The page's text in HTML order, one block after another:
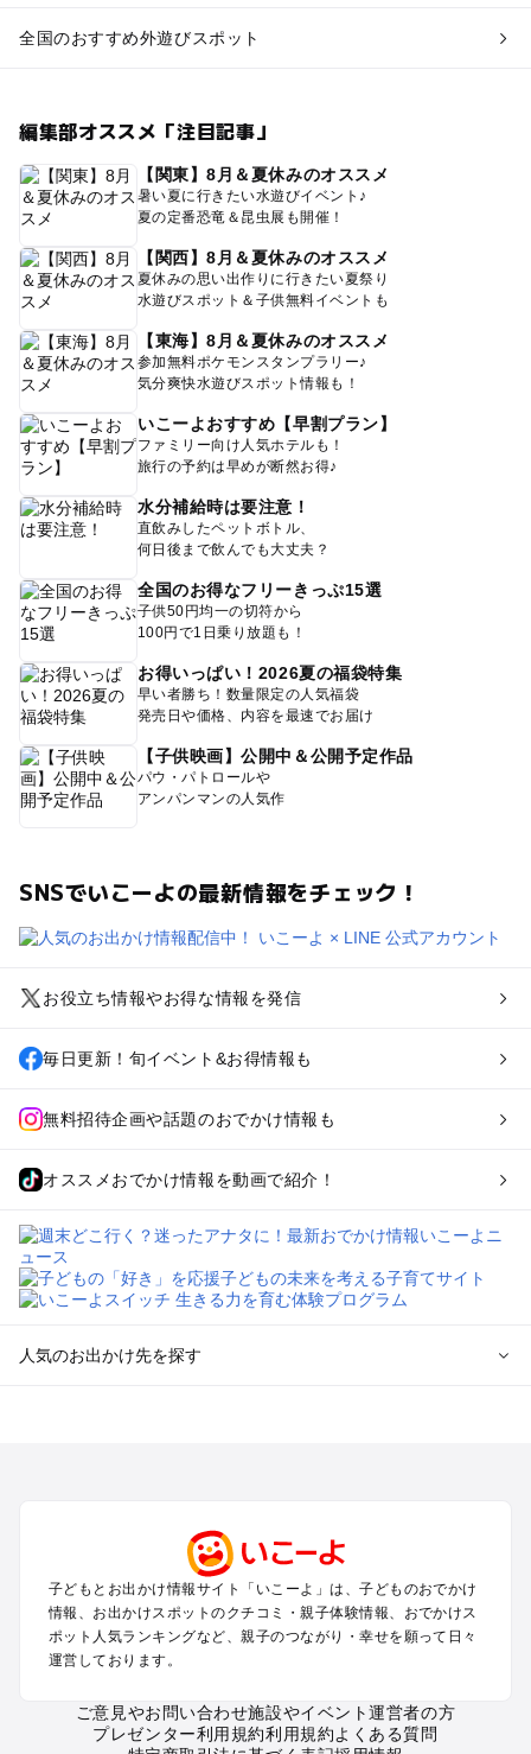
全国のおすすめ外遊びスポット
編集部オススメ「注目記事」
【関東】8月＆夏休みのオススメ
暑い夏に行きたい水遊びイベント♪
夏の定番恐竜＆昆虫展も開催！
【関西】8月＆夏休みのオススメ
夏休みの思い出作りに行きたい夏祭り
水遊びスポット＆子供無料イベントも
【東海】8月＆夏休みのオススメ
参加無料ポケモンスタンプラリー♪
気分爽快水遊びスポット情報も！
いこーよおすすめ【早割プラン】
ファミリー向け人気ホテルも！
旅行の予約は早めが断然お得♪
水分補給時は要注意！
直飲みしたペットボトル、
何日後まで飲んでも大丈夫？
全国のお得なフリーきっぷ15選
子供50円均一の切符から
100円で1日乗り放題も！
お得いっぱい！2026夏の福袋特集
早い者勝ち！数量限定の人気福袋
発売日や価格、内容を最速でお届け
【子供映画】公開中＆公開予定作品
パウ・パトロールや
アンパンマンの人気作
SNSでいこーよの最新情報をチェック！
お役立ち情報やお得な情報を発信
毎日更新！旬イベント&お得情報も
無料招待企画や話題のおでかけ情報も
オススメおでかけ情報を動画で紹介！
人気のお出かけ先を探す
関西のプールおでかけ
中国･四国のプールおでかけ
九州･沖縄のプールおでかけ
定番お出かけスポット
子どもとお出かけ情報サイト「いこーよ」は、子どものおでかけ
情報、お出かけスポットのクチコミ・親子体験情報、おでかけス
ポット人気ランキングなど、親子のつながり・幸せを願って日々
運営しております。
ご意見やお問い合わせ施設やイベント運営者の方
プレゼンター利用規約利用規約よくある質問